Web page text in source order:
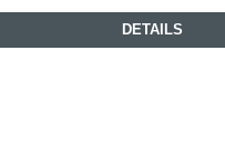
DETAILS